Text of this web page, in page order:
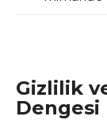
Gizlilik
Dengesi